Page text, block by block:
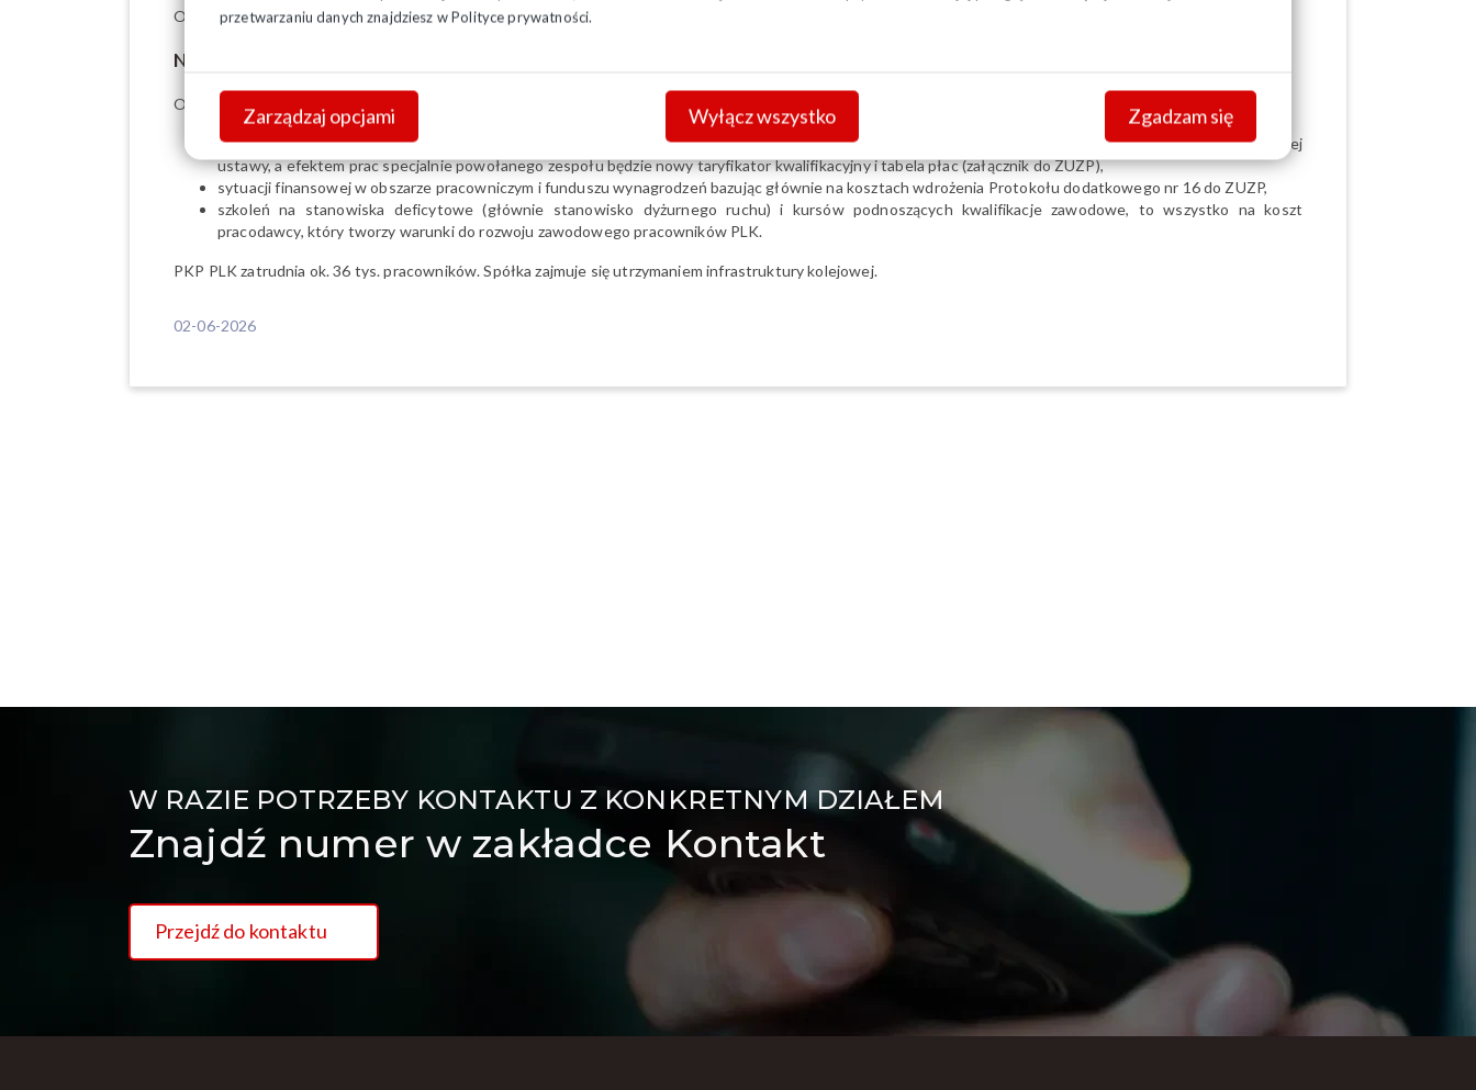
przetwarzaniu danych znajdziesz wPolityce prywatności.
Zarządzaj opcjami Wyłącz wszystko Zgadzam się
O sposobie rozdysponowania pieniędzy na podwyżki w poszczególnych zakładach zdecydują ich dyrekcje wspólnie z organizacjami związkowymi.
Nie tylko o płacach
Oprócz spraw podwyżkowych, pracodawca przekazał informacje w sprawach:
wartościowania stanowisk pracy w PLK, które zostanie przeprowadzone od czerwca najpóźniej do końca roku, wynika to z zapisów przygotowywanej
ustawy, a efektem prac specjalnie powołanego zespołu będzie nowy taryfikator kwalifikacyjny i tabela płac (załącznik do ZUZP),
sytuacji finansowej w obszarze pracowniczym i funduszu wynagrodzeń bazując głównie na kosztach wdrożenia Protokołu dodatkowego nr 16 do ZUZP,
szkoleń na stanowiska deficytowe (głównie stanowisko dyżurnego ruchu) i kursów podnoszących kwalifikacje zawodowe, to wszystko na koszt
pracodawcy, który tworzy warunki do rozwoju zawodowego pracowników PLK.
PKP PLK zatrudnia ok. 36 tys. pracowników. Spółka zajmuje się utrzymaniem infrastruktury kolejowej.
02-06-2026
W RAZIE POTRZEBY KONTAKTU Z KONKRETNYM DZIAŁEM
Znajdź numer w zakładce Kontakt
Przejdź do kontaktu